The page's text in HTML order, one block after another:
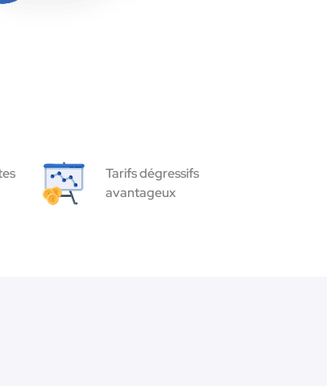
Tarifs dégressifs
avantageux